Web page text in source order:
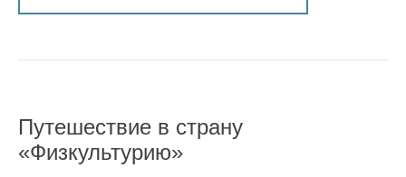
Путешествие в страну
«Физкультурию»